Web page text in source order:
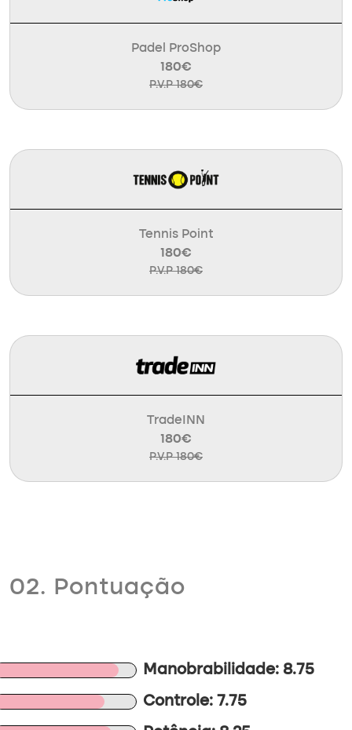
Padel ProShop
180€
P.V.P 180€
Tennis Point
180€
P.V.P 180€
TradeINN
180€
P.V.P 180€
02. Pontuação
Manobrabilidade: 8.75
Controle: 7.75